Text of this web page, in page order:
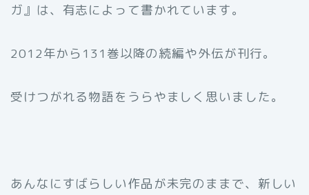
ガ』は、有志によって書かれています。
2012年から131巻以降の続編や外伝が刊行。
受けつがれる物語をうらやましく思いました。
あんなにすばらしい作品が未完のままで、新しい